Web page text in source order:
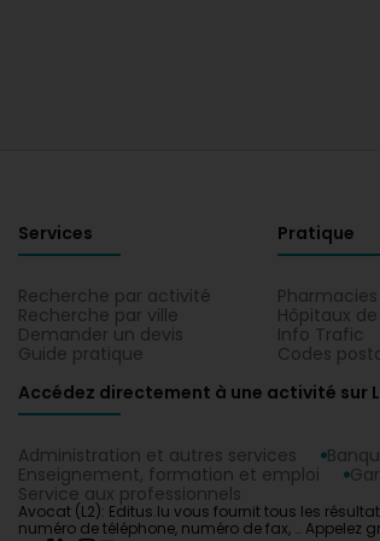
Services
Recherche par activité
Recherche par ville
Demander un devis
Guide pratique
Pratique
Hôpitaux
Info Trafic
Codes
Accédez directement à une activité sur
Administration et autres services
Enseignement, formation et emploi
Service aux professionnels
Avocat (L2): Editus.lu vous fournit tous les
numéro de téléphone, numéro de fax, …